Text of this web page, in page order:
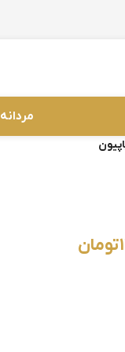
مردانه
تومان